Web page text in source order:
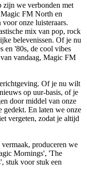
zijn we verbonden met
Magic FM North en
onze luisteraars.
mix van pop, rock
belevenissen. Of je nu
en '80s, de cool vibes
vandaag, Magic FM
Of je nu wilt
op uur-basis, of je
door middel van onze
gedekt. En laten we onze
vergeten, zodat je altijd
produceren we
Mornings', 'The
stuk voor stuk een